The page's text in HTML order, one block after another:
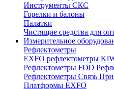
Инструменты СКС
Горелки и балоны
Палатки
Чистящие средства для
Измерительное
Рефлектометры
EXFO рефлектометры
Рефлектометры FOD
Рефлектометры Связь
Платформы EXFO